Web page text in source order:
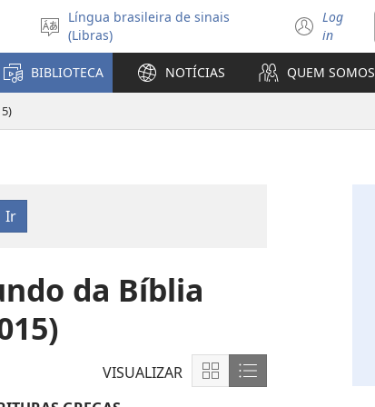
o
idioma
Língua brasileira de sinais
(Libras)
Log
in
(abre
nova
janela)
BIBLIOTECA NOTÍCIAS QUEM SOMOS
da Bíblia
VISUALIZAR
MostrarMostrar